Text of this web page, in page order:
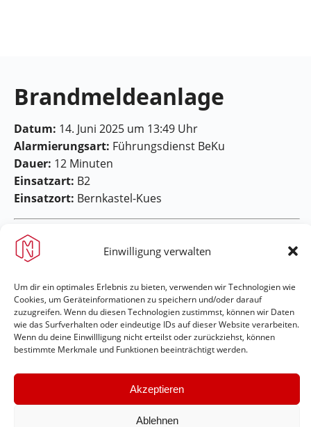
Einwilligung verwalten
Um dir ein optimales Erlebnis zu bieten, verwenden wir Technologien wie
Cookies, um Geräteinformationen zu speichern und/oder darauf
zuzugreifen. Wenn du diesen Technologien zustimmst, können wir Daten
wie das Surfverhalten oder eindeutige IDs auf dieser Website verarbeiten.
Wenn du deine Einwillligung nicht erteilst oder zurückziehst, können
bestimmte Merkmale und Funktionen beeinträchtigt werden.
Akzeptieren
Ablehnen
Brandmeldeanlage
Datum: 14. Juni 2025 um 13:49 Uhr
Alarmierungsart: Führungsdienst BeKu
Dauer: 12 Minuten
Einsatzart: B2
Einsatzort: Bernkastel-Kues
Feuerwehr Maring-Noviand
#immerda
Schnellinks